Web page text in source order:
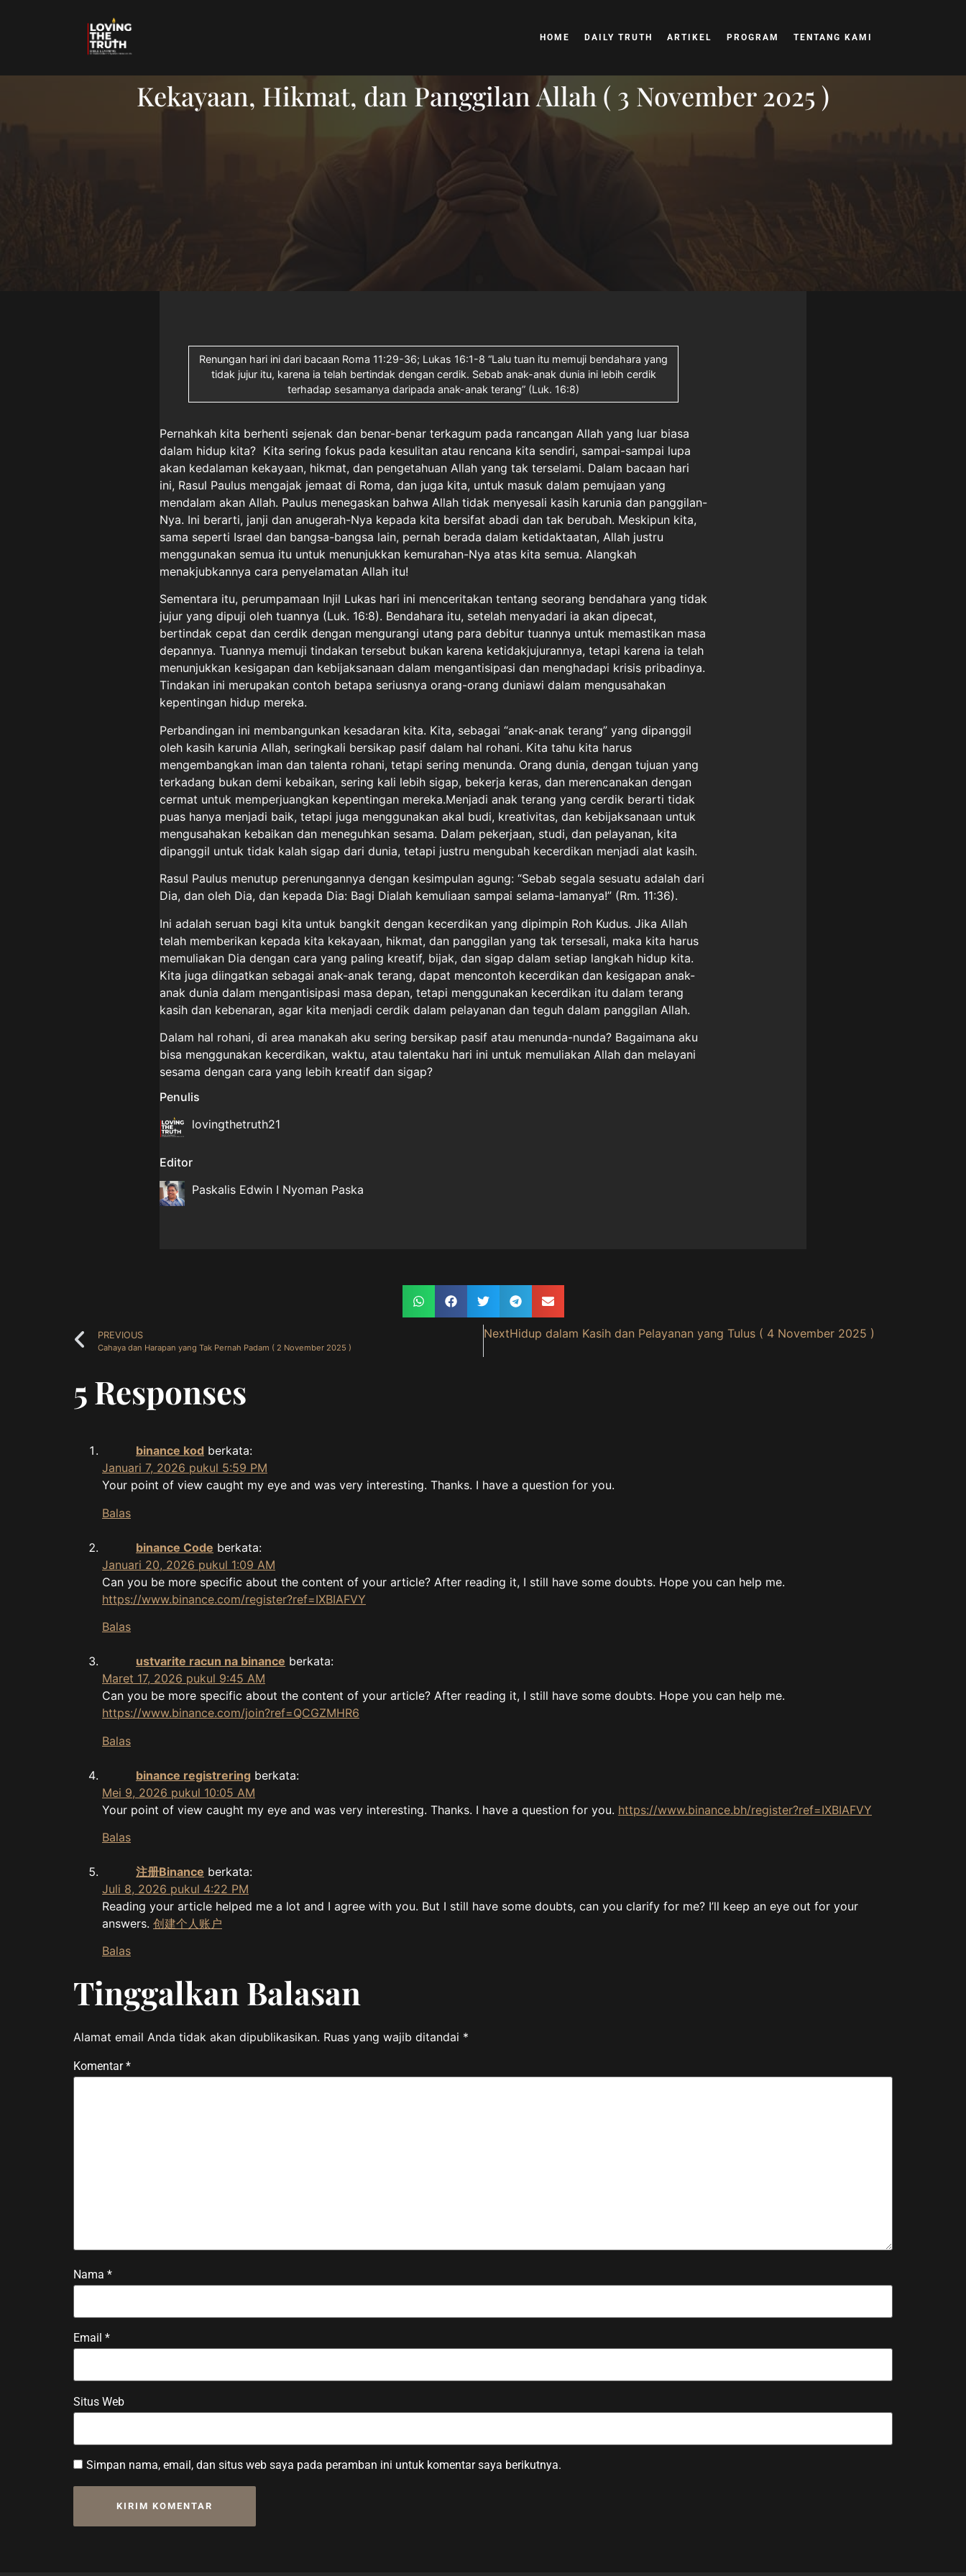
HOME DAILY TRUTH ARTIKEL PROGRAM TENTANG KAMI
Kekayaan, Hikmat, dan Panggilan Allah ( 3 November 2025 )
Renungan hari ini dari bacaan Roma 11:29-36; Lukas 16:1-8 “Lalu tuan itu memuji bendahara yang
tidak jujur itu, karena ia telah bertindak dengan cerdik. Sebab anak-anak dunia ini lebih cerdik
terhadap sesamanya daripada anak-anak terang” (Luk. 16:8)
Pernahkah kita berhenti sejenak dan benar-benar terkagum pada rancangan Allah yang luar biasa
dalam hidup kita? Kita sering fokus pada kesulitan atau rencana kita sendiri, sampai-sampai lupa
akan kedalaman kekayaan, hikmat, dan pengetahuan Allah yang tak terselami. Dalam bacaan hari
ini, Rasul Paulus mengajak jemaat di Roma, dan juga kita, untuk masuk dalam pemujaan yang
mendalam akan Allah. Paulus menegaskan bahwa Allah tidak menyesali kasih karunia dan panggilan-
Nya. Ini berarti, janji dan anugerah-Nya kepada kita bersifat abadi dan tak berubah. Meskipun kita,
sama seperti Israel dan bangsa-bangsa lain, pernah berada dalam ketidaktaatan, Allah justru
menggunakan semua itu untuk menunjukkan kemurahan-Nya atas kita semua. Alangkah
menakjubkannya cara penyelamatan Allah itu!
Sementara itu, perumpamaan Injil Lukas hari ini menceritakan tentang seorang bendahara yang tidak
jujur yang dipuji oleh tuannya (Luk. 16:8). Bendahara itu, setelah menyadari ia akan dipecat,
bertindak cepat dan cerdik dengan mengurangi utang para debitur tuannya untuk memastikan masa
depannya. Tuannya memuji tindakan tersebut bukan karena ketidakjujurannya, tetapi karena ia telah
menunjukkan kesigapan dan kebijaksanaan dalam mengantisipasi dan menghadapi krisis pribadinya.
Tindakan ini merupakan contoh betapa seriusnya orang-orang duniawi dalam mengusahakan
kepentingan hidup mereka.
Perbandingan ini membangunkan kesadaran kita. Kita, sebagai “anak-anak terang” yang dipanggil
oleh kasih karunia Allah, seringkali bersikap pasif dalam hal rohani. Kita tahu kita harus
mengembangkan iman dan talenta rohani, tetapi sering menunda. Orang dunia, dengan tujuan yang
terkadang bukan demi kebaikan, sering kali lebih sigap, bekerja keras, dan merencanakan dengan
cermat untuk memperjuangkan kepentingan mereka.Menjadi anak terang yang cerdik berarti tidak
puas hanya menjadi baik, tetapi juga menggunakan akal budi, kreativitas, dan kebijaksanaan untuk
mengusahakan kebaikan dan meneguhkan sesama. Dalam pekerjaan, studi, dan pelayanan, kita
dipanggil untuk tidak kalah sigap dari dunia, tetapi justru mengubah kecerdikan menjadi alat kasih.
Rasul Paulus menutup perenungannya dengan kesimpulan agung: “Sebab segala sesuatu adalah dari
Dia, dan oleh Dia, dan kepada Dia: Bagi Dialah kemuliaan sampai selama-lamanya!” (Rm. 11:36).
Ini adalah seruan bagi kita untuk bangkit dengan kecerdikan yang dipimpin Roh Kudus. Jika Allah
telah memberikan kepada kita kekayaan, hikmat, dan panggilan yang tak tersesali, maka kita harus
memuliakan Dia dengan cara yang paling kreatif, bijak, dan sigap dalam setiap langkah hidup kita.
Kita juga diingatkan sebagai anak-anak terang, dapat mencontoh kecerdikan dan kesigapan anak-
anak dunia dalam mengantisipasi masa depan, tetapi menggunakan kecerdikan itu dalam terang
kasih dan kebenaran, agar kita menjadi cerdik dalam pelayanan dan teguh dalam panggilan Allah.
Dalam hal rohani, di area manakah aku sering bersikap pasif atau menunda-nunda? Bagaimana aku
bisa menggunakan kecerdikan, waktu, atau talentaku hari ini untuk memuliakan Allah dan melayani
sesama dengan cara yang lebih kreatif dan sigap?
Penulis
lovingthetruth21
Editor
Paskalis Edwin I Nyoman Paska
PREVIOUS
Cahaya dan Harapan yang Tak Pernah Padam ( 2 November 2025 )
NextHidup dalam Kasih dan Pelayanan yang Tulus ( 4 November 2025 )
5 Responses
binance kod berkata:
Januari 7, 2026 pukul 5:59 PM
Your point of view caught my eye and was very interesting. Thanks. I have a question for you.
Balas
binance Code berkata:
Januari 20, 2026 pukul 1:09 AM
Can you be more specific about the content of your article? After reading it, I still have some doubts. Hope you can help me.
https://www.binance.com/register?ref=IXBIAFVY
Balas
ustvarite racun na binance berkata:
Maret 17, 2026 pukul 9:45 AM
Can you be more specific about the content of your article? After reading it, I still have some doubts. Hope you can help me.
https://www.binance.com/join?ref=QCGZMHR6
Balas
binance registrering berkata:
Mei 9, 2026 pukul 10:05 AM
Your point of view caught my eye and was very interesting. Thanks. I have a question for you. https://www.binance.bh/register?ref=IXBIAFVY
Balas
注册Binance berkata:
Juli 8, 2026 pukul 4:22 PM
Reading your article helped me a lot and I agree with you. But I still have some doubts, can you clarify for me? I’ll keep an eye out for your
answers. 创建个人账户
Balas
Tinggalkan Balasan
Alamat email Anda tidak akan dipublikasikan. Ruas yang wajib ditandai *
Komentar*
Nama *
Email *
Situs Web
Simpan nama, email, dan situs web saya pada peramban ini untuk komentar saya berikutnya.